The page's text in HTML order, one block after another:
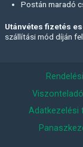
Postán maradó
Utánvétes fizetés
szállítási mód díján
Adatkezelési